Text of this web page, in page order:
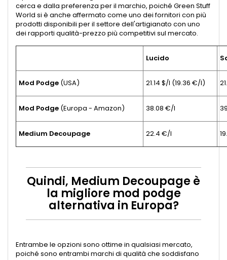
cerca e dalla preferenza per il marchio, poiché Green Stuff
World si è anche affermato come uno dei fornitori con più
prodotti disponibili per il settore dell'artigianato con uno
dei rapporti qualità-prezzo più competitivi sul mercato.
Lucido
Mod Podge (USA) 21.14 $/l (19.36 €/l)
Mod Podge (Europa - Amazon) 38.08 €/l
Medium Decoupage 22.4 €/l
Quindi, Medium Decoupage è
la migliore mod podge
alternativa in Europa?
Entrambe le opzioni sono ottime in qualsiasi mercato,
poiché sono entrambi marchi di qualità che soddisfano